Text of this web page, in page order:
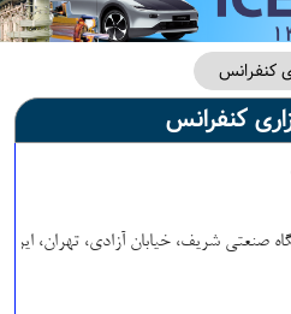
کنفرانس
کنفرانس
صنعتی شریف، خیابان آزادی، تهران، ایران